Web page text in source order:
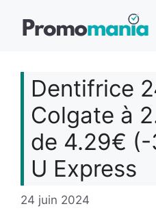
Dentifrice
Colgate à
de 4.29€
U Express
24 juin 2024